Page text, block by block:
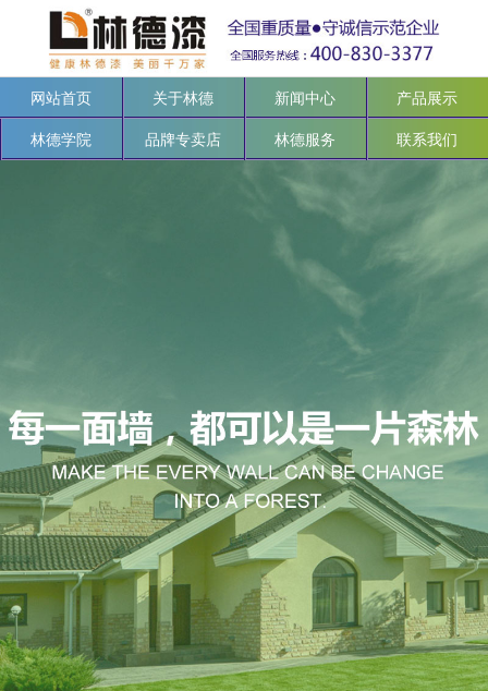
网站首页 关于林德 新闻中心 产品展示
林德学院 品牌专卖店 林德服务 联系我们